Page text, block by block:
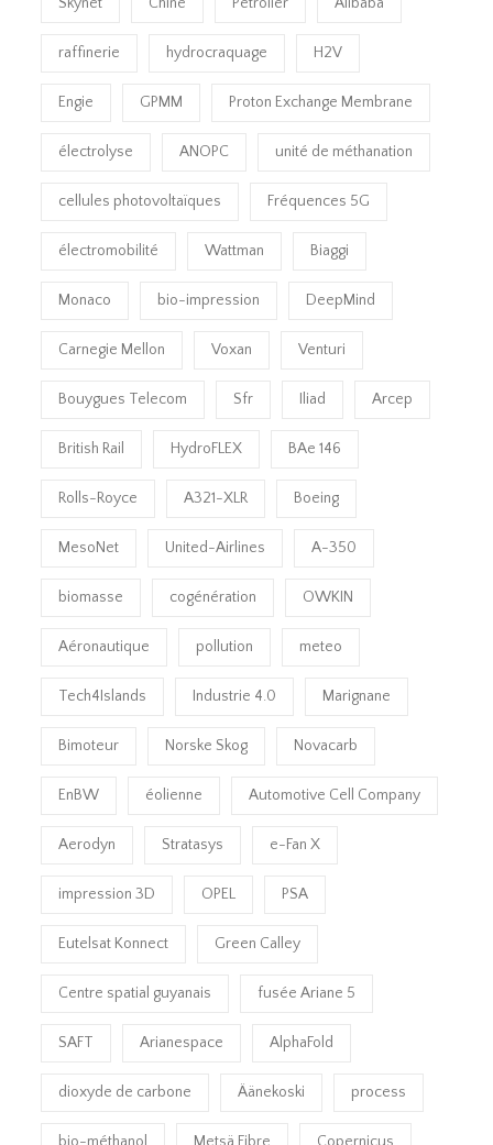
raffinerie hydrocraquage H2V
Engie GPMM Proton Exchange Membrane
électrolyse ANOPC unité de méthanation
cellules photovoltaïques Fréquences 5G
électromobilité Wattman Biaggi
Monaco bio-impression DeepMind
Carnegie Mellon Voxan Venturi
Bouygues Telecom Sfr Iliad Arcep
British Rail HydroFLEX BAe 146
Rolls-Royce A321-XLR Boeing
MesoNet United-Airlines A-350
biomasse cogénération OWKIN
Aéronautique pollution meteo
Tech4Islands Industrie 4.0 Marignane
Bimoteur Norske Skog Novacarb
EnBW éolienne Automotive Cell Company
Aerodyn Stratasys e-Fan X
impression 3D OPEL PSA
Eutelsat Konnect Green Calley
Centre spatial guyanais fusée Ariane 5
SAFT Arianespace AlphaFold
dioxyde de carbone Äänekoski process
bio-méthanol Metsä Fibre Copernicus